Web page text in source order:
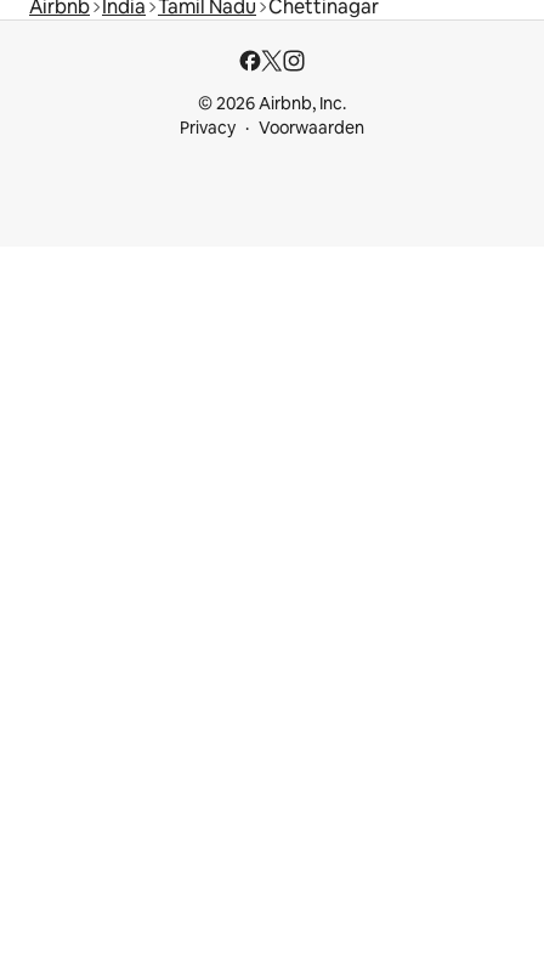
Airbnb India Tamil Nadu Chettinagar
© 2026 Airbnb, Inc.
Privacy
Voorwaarden